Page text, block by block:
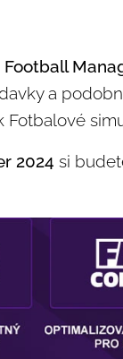
Football
a
Fotbalové
2024 si